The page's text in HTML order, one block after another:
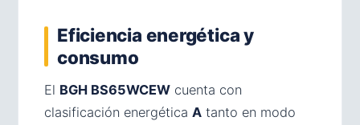
Eficiencia energética y
consumo
El BGH BS65WCEW cuenta con
clasificación energética A tanto en modo